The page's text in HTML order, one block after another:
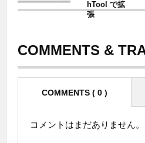
hTool で拡
張
COMMENTS &
COMMENTS ( 0 )
コメントはまだありません。